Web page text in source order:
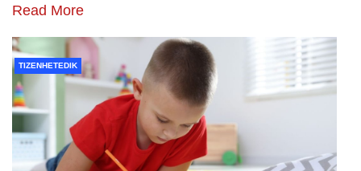
Read More
TIZENHETEDIK